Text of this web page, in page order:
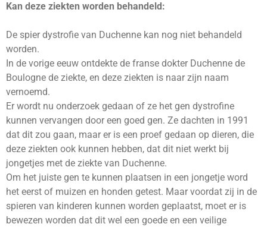
Kan deze ziekten worden behandeld:
De spier dystrofie van Duchenne kan nog niet behandeld
worden.
In de vorige eeuw ontdekte de franse dokter Duchenne de
Boulogne de ziekte, en deze ziekten is naar zijn naam
vernoemd.
Er wordt nu onderzoek gedaan of ze het gen dystrofine
kunnen vervangen door een goed gen. Ze dachten in 1991
dat dit zou gaan, maar er is een proef gedaan op dieren, die
deze ziekten ook kunnen hebben, dat dit niet werkt bij
jongetjes met de ziekte van Duchenne.
Om het juiste gen te kunnen plaatsen in een jongetje word
het eerst of muizen en honden getest. Maar voordat zij in de
spieren van kinderen kunnen worden geplaatst, moet er is
bewezen worden dat dit wel een goede en een veilige